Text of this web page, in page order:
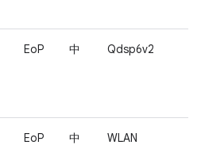
EoP 中 Qdsp6v2
EoP 中 WLAN